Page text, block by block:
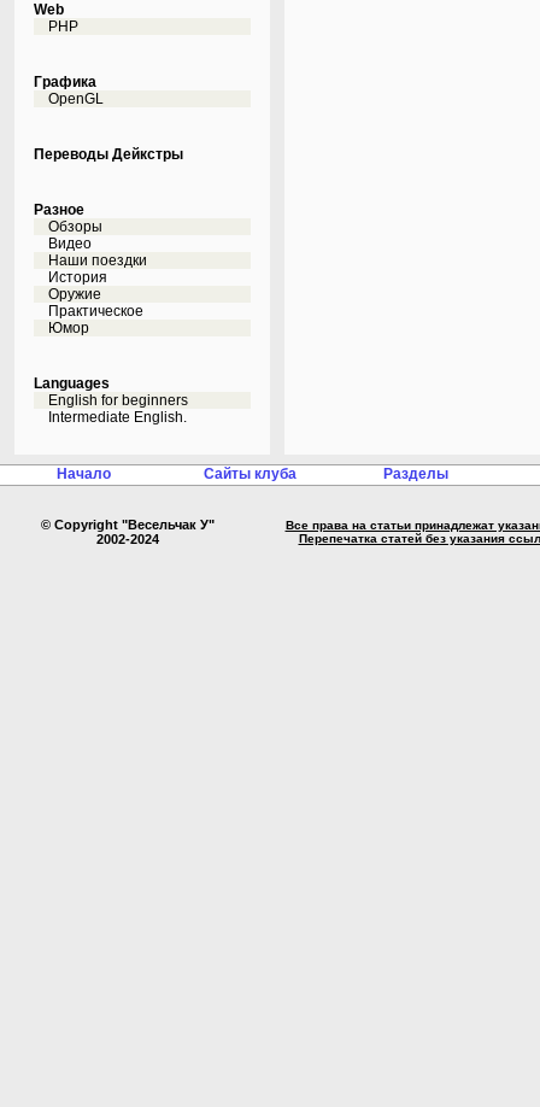
Web
PHP
Графика
OpenGL
Переводы Дейкстры
Разное
Обзоры
Видео
Наши поездки
История
Оружие
Практическое
Юмор
Languages
English for beginners
Intermediate English.
Начало Сайты клуба Разделы
© Copyright "Весельчак У"
2002-2024
Все права на статьи принадлежат
Перепечатка статей без указания